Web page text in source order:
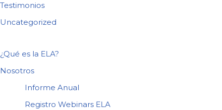
Testimonios
Uncategorized
¿Qué es la ELA?
Nosotros
Informe Anual
Registro Webinars ELA